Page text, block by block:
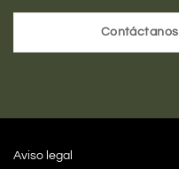
Aviso legal